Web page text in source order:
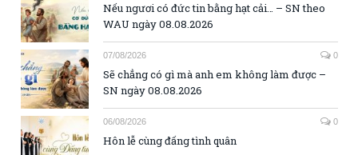
Nếu ngươi có đức tin bằng hạt cải… – SN theo
WAU ngày 08.08.2026
07/08/2026 0
Sẽ chẳng có gì mà anh em không làm được –
SN ngày 08.08.2026
06/08/2026 0
Hôn lễ cùng đấng tình quân